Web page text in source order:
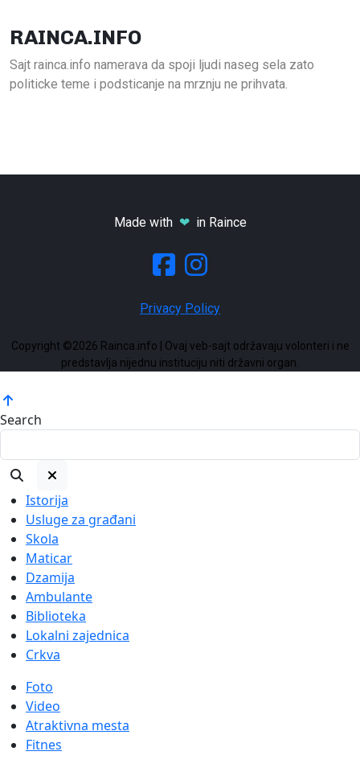
RAINCA.INFO
Sajt rainca.info namerava da spoji ljudi naseg sela zato
politicke teme i podsticanje na mrznju ne prihvata.
Made with ❤in Raince
Privacy Policy
Copyright ©2026 Rainca.info | Ovaj veb-sajt održavaju volonteri i ne
predstavlja nijednu instituciju niti državni organ.
Search
Istorija
Usluge za građani
Skola
Maticar
Dzamija
Ambulante
Biblioteka
Lokalni zajednica
Crkva
Foto
Video
Atraktivna mesta
Fitnes